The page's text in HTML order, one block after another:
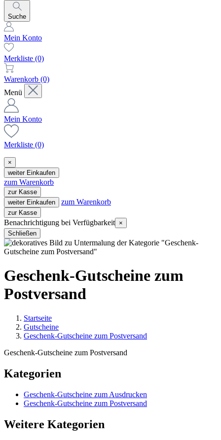
Suche
Mein Konto
Merkliste (0)
Warenkorb (0)
Menü
Mein Konto
Merkliste (0)
×
weiter Einkaufen
zum Warenkorb
zur Kasse
weiter Einkaufen
zum Warenkorb
zur Kasse
Benachrichtigung bei Verfügbarkeit ×
Schließen
Geschenk-Gutscheine zum
Postversand
Startseite
Gutscheine
Geschenk-Gutscheine zum Postversand
Geschenk-Gutscheine zum Postversand
Kategorien
Geschenk-Gutscheine zum Ausdrucken
Geschenk-Gutscheine zum Postversand
Weitere Kategorien